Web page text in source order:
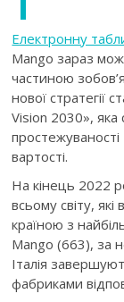
Електронну
Mango зараз
частиною
нової стратегії
Vision 2030», яка
вартості.
На кінець 2022
всьому світу,
країною з
Mango (663), за
Італія
фабриками